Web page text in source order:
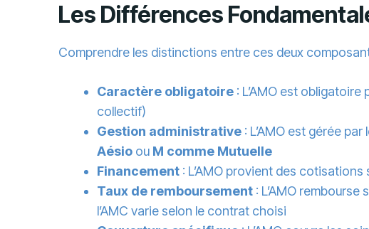
Les Différences
Comprendre les distinctions entre ces deux
Caractère obligatoire : L’AMO est
collectif)
Gestion administrative : L’AMO est gérée
Aésio ou M comme Mutuelle
Financement : L’AMO provient des
Taux de remboursement : L’AMO
l’AMC varie selon le contrat choisi